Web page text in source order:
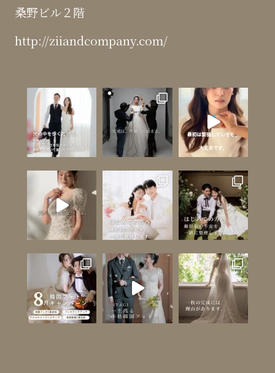
桑野ビル２階
http://ziiandcompany.com/